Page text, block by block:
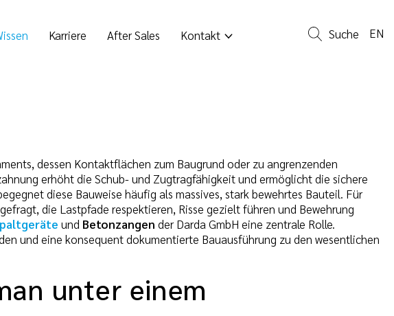
Karriere After Sales Kontakt Suche EN
dessen Kontaktflächen zum Baugrund oder zu angrenzenden
erhöht die Schub- und Zugtragfähigkeit und ermöglicht die sichere
diese Bauweise häufig als massives, stark bewehrtes Bauteil. Für
die Lastpfade respektieren, Risse gezielt führen und Bewehrung
und Betonzangen der Darda GmbH eine zentrale Rolle.
und eine konsequent dokumentierte Bauausführung zu den wesentlichen
unter einem